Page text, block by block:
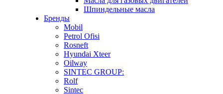
Шпиндельные масла
Бренды
Mobil
Petrol Ofisi
Rosneft
Hyundai Xteer
Oilway
SINTEC GROUP:
Rolf
Sintec